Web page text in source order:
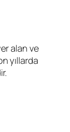
alan ve
yıllarda